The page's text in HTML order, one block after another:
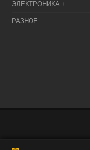
ЭЛЕКТРОНИКА +
РАЗНОЕ